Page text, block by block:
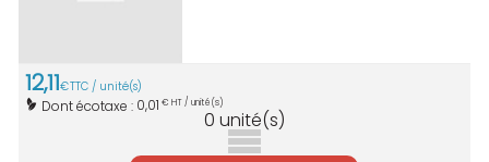
12,11€TTC / unité(s)
Dont écotaxe : 0,01 € HT / unité(s)
0 unité(s)